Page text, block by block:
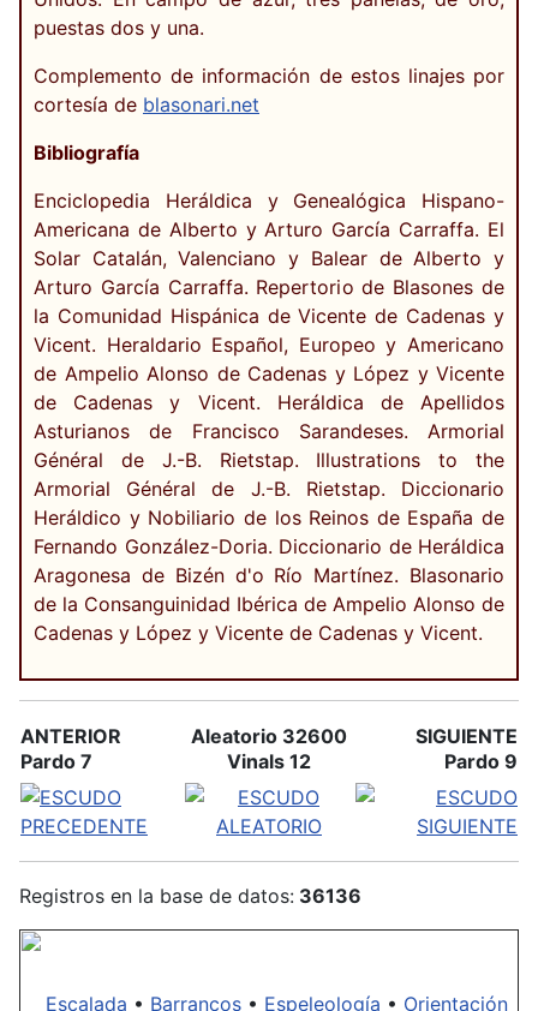
puestas dos y una.
Complemento de información de estos linajes por
cortesía de blasonari.net
Bibliografía
Enciclopedia Heráldica y Genealógica Hispano-
Americana de Alberto y Arturo García Carraffa. El
Solar Catalán, Valenciano y Balear de Alberto y
Arturo García Carraffa. Repertorio de Blasones de
la Comunidad Hispánica de Vicente de Cadenas y
Vicent. Heraldario Español, Europeo y Americano
de Ampelio Alonso de Cadenas y López y Vicente
de Cadenas y Vicent. Heráldica de Apellidos
Asturianos de Francisco Sarandeses. Armorial
Général de J.-B. Rietstap. Illustrations to the
Armorial Général de J.-B. Rietstap. Diccionario
Heráldico y Nobiliario de los Reinos de España de
Fernando González-Doria. Diccionario de Heráldica
Aragonesa de Bizén d'o Río Martínez. Blasonario
de la Consanguinidad Ibérica de Ampelio Alonso de
Cadenas y López y Vicente de Cadenas y Vicent.
ANTERIOR
Pardo 7
Aleatorio 32600
Vinals 12
SIGUIENTE
Pardo 9
Registros en la base de datos: 36136
Escalada • Barrancos • Espeleología • Orientación